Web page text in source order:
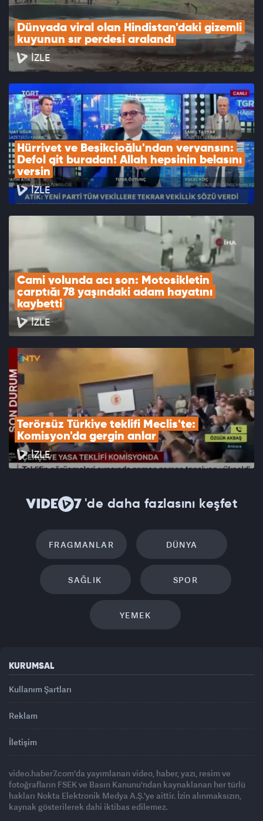
Dünyada viral olan Hindistan'daki gizemli
kuyunun sır perdesi aralandı
İZLE
Hürriyet ve Beşikçioğlu'ndan veryansın:
Defol git buradan! Allah hepsinin belasını
versin
İZLE
Cami yolunda acı son: Motosikletin
çarptığı 78 yaşındaki adam hayatını
kaybetti
İZLE
Terörsüz Türkiye teklifi Meclis'te:
Komisyon'da gergin anlar
İZLE
'de daha fazlasını keşfet
FRAGMANLAR DÜNYA
SAĞLIK SPOR
YEMEK
KURUMSAL
Kullanım Şartları
Reklam
İletişim
video.haber7.com'da yayımlanan video, haber, yazı, resim ve
fotoğrafların FSEK ve Basın Kanunu'ndan kaynaklanan her türlü
hakları Nokta Elektronik Medya A.Ş.'ye aittir. İzin alınmaksızın,
kaynak gösterilerek dahi iktibas edilemez.